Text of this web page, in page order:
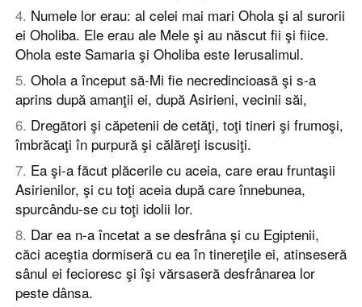
4. Numele lor erau: al celei mai mari Ohola şi al surorii
ei Oholiba. Ele erau ale Mele şi au născut fii şi fiice.
Ohola este Samaria şi Oholiba este Ierusalimul.
5. Ohola a început să-Mi fie necredincioasă şi s-a
aprins după amanţii ei, după Asirieni, vecinii săi,
6. Dregători şi căpetenii de cetăţi, toţi tineri şi frumoşi,
îmbrăcaţi în purpură şi călăreţi iscusiţi.
7. Ea şi-a făcut plăcerile cu aceia, care erau fruntaşii
Asirienilor, şi cu toţi aceia după care înnebunea,
spurcându-se cu toţi idolii lor.
8. Dar ea n-a încetat a se desfrâna şi cu Egiptenii,
căci aceştia dormiseră cu ea în tinereţile ei, atinseseră
sânul ei fecioresc şi îşi vărsaseră desfrânarea lor
peste dânsa.